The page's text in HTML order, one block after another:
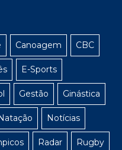
Canoagem CBC
E-Sports
Gestão Ginástica
Notícias
Radar Rugby